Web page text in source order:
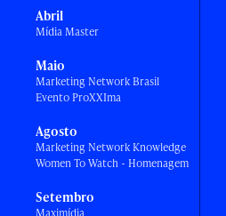
Abril
Mídia Master
Maio
Marketing Network Brasil
Evento ProXXIma
Agosto
Marketing Network Knowledge
Women To Watch - Homenagem
Setembro